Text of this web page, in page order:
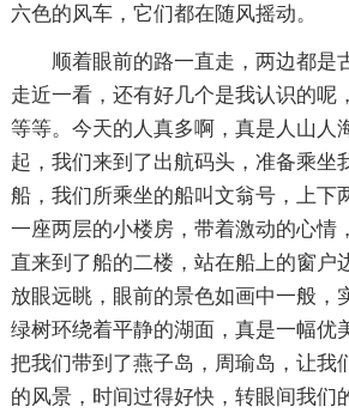
六色的风车，它们都在随风摇动。
顺着眼前的路一直走，两边都是
走近一看，还有好几个是我认识的呢
等等。今天的人真多啊，真是人山人
起，我们来到了出航码头，准备乘坐
船，我们所乘坐的船叫文翁号，上下
一座两层的小楼房，带着激动的心情
直来到了船的二楼，站在船上的窗户
放眼远眺，眼前的景色如画中一般，
绿树环绕着平静的湖面，真是一幅优
把我们带到了燕子岛，周瑜岛，让我
的风景，时间过得好快，转眼间我们